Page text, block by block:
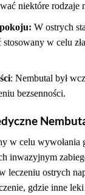
niektóre rodzaje
W ostrych
w celu
: Nembutal był
bezsenności.
w celu wywołania
inwazyjnym
leczeniu ostrych
gdzie inne leki